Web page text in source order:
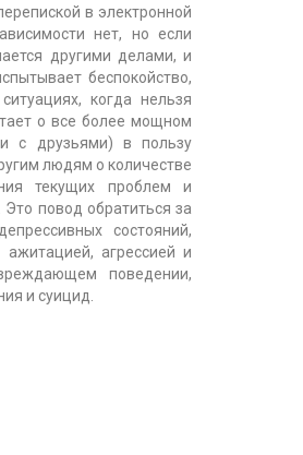
в электронной
нет, но если
другими делами, и
беспокойство,
когда нельзя
о все более мощном
с друзьями) в пользу
людям о количестве
текущих проблем и
повод обратиться за
состояний,
агрессией и
поведении,
и суицид.